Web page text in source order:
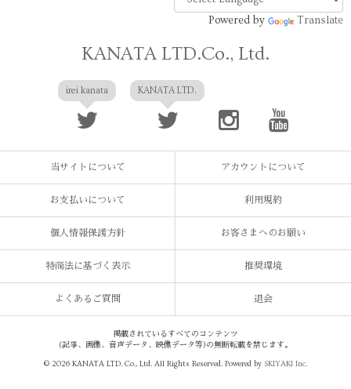
Powered by Translate
KANATA LTD.Co., Ltd.
irei kanata KANATA LTD.
当サイトについて アカウントについて
お支払いについて 利用規約
個人情報保護方針 お客さまへのお願い
特商法に基づく表示 推奨環境
よくあるご質問 退会
掲載されているすべてのコンテンツ
(記事、画像、音声データ、映像データ等)の無断転載を禁じます。
© 2026 KANATA LTD. Co., Ltd. All Rights Reserved. Powered by SKIYAKI Inc.